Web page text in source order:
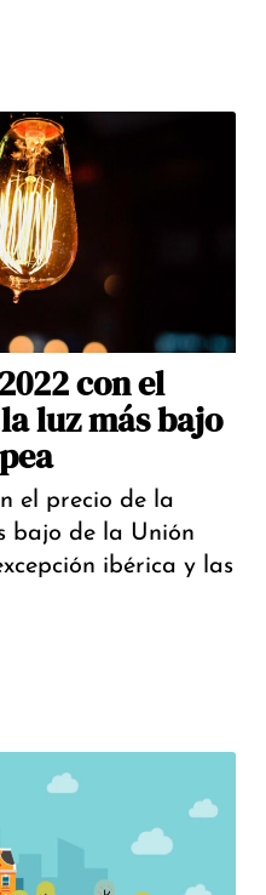
con el
luz más bajo
el precio de la
bajo de la Unión
ibérica y las